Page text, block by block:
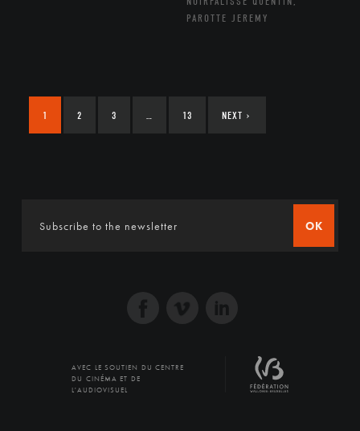
PAROTTE JEREMY
1 2 3 … 13 NEXT ›
OK
AVEC LE SOUTIEN DU CENTRE
DU CINÉMA ET DE
L'AUDIOVISUEL